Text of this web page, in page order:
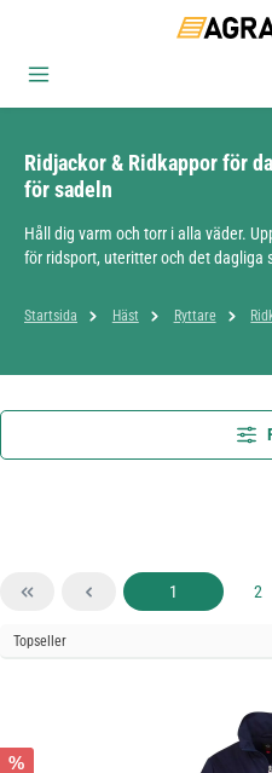
Ridjackor & Ridkappor för
för sadeln
Håll dig varm och torr i alla väder.
för ridsport, uteritter och det dagliga
Startsida Häst Ryttare
Sida
1 Sida
2
%